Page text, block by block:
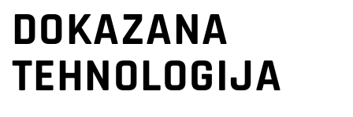
DOKAZANA
TEHNOLOGIJA